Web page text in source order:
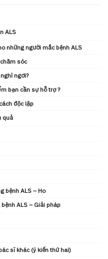
ALS
những người mắc bệnh ALS
sóc
ngơi?
bạn cần sự hỗ trợ ?
độc lập
quả
bệnh ALS – Ho
ALS – Giải pháp
sĩ khác (ý kiến ​thứ hai)